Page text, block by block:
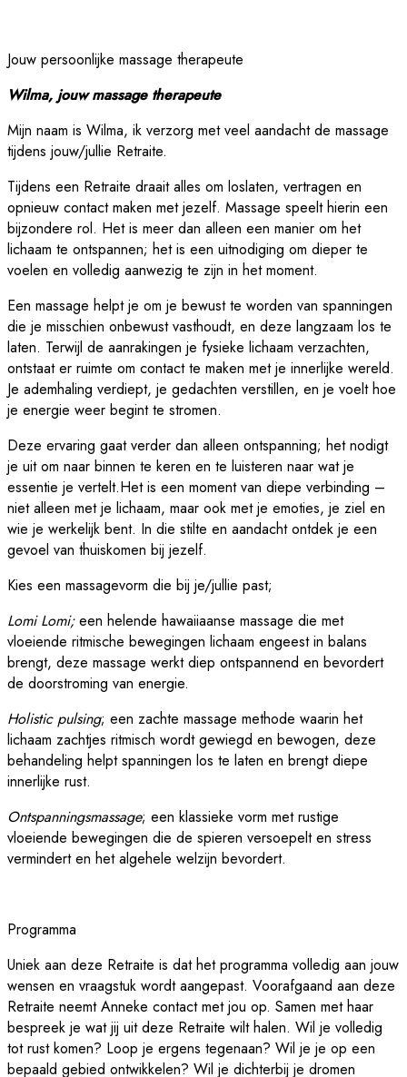
Jouw persoonlijke massage therapeute
Wilma, jouw massage therapeute
Mijn naam is Wilma, ik verzorg met veel aandacht de massage
tijdens jouw/jullie Retraite.
Tijdens een Retraite draait alles om loslaten, vertragen en
opnieuw contact maken met jezelf. Massage speelt hierin een
bijzondere rol. Het is meer dan alleen een manier om het
lichaam te ontspannen; het is een uitnodiging om dieper te
voelen en volledig aanwezig te zijn in het moment.
Een massage helpt je om je bewust te worden van spanningen
die je misschien onbewust vasthoudt, en deze langzaam los te
laten. Terwijl de aanrakingen je fysieke lichaam verzachten,
ontstaat er ruimte om contact te maken met je innerlijke wereld.
Je ademhaling verdiept, je gedachten verstillen, en je voelt hoe
je energie weer begint te stromen.
Deze ervaring gaat verder dan alleen ontspanning; het nodigt
je uit om naar binnen te keren en te luisteren naar wat je
essentie je vertelt.Het is een moment van diepe verbinding –
niet alleen met je lichaam, maar ook met je emoties, je ziel en
wie je werkelijk bent. In die stilte en aandacht ontdek je een
gevoel van thuiskomen bij jezelf.
Kies een massagevorm die bij je/jullie past;
Lomi Lomi;een helende hawaiiaanse massage die met
vloeiende ritmische bewegingen lichaam engeest in balans
brengt, deze massage werkt diep ontspannend en bevordert
de doorstroming van energie.
Holistic pulsing; een zachte massage methode waarin het
lichaam zachtjes ritmisch wordt gewiegd en bewogen, deze
behandeling helpt spanningen los te laten en brengt diepe
innerlijke rust.
Ontspanningsmassage; een klassieke vorm met rustige
vloeiende bewegingen die de spieren versoepelt en stress
vermindert en het algehele welzijn bevordert.
Programma
Uniek aan deze Retraite is dat het programma volledig aan jouw
wensen en vraagstuk wordt aangepast. Voorafgaand aan deze
Retraite neemt Anneke contact met jou op. Samen met haar
bespreek je wat jij uit deze Retraite wilt halen. Wil je volledig
tot rust komen? Loop je ergens tegenaan? Wil je je op een
bepaald gebied ontwikkelen? Wil je dichterbij je dromen